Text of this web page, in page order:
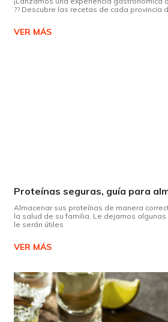
?? Descubre las recetas de cada provincia
VER MÁS
Almacenar sus proteínas de manera
la salud de su familia. Le dejamos
le serán útiles
VER MÁS